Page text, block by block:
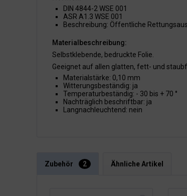
DIN 4844-2 WSE 001
ASR A1.3 WSE 001
Beschreibung: Öffentliche
Materialbeschreibung:
Selbstklebende, bedruckte Folie.
Geeignet auf allen glatten, fett- und
Materialstärke: 0,10 mm
Witterungsbeständig: ja
Temperaturbeständig: - 30 bis + 70 °
Nachträglich beschriftbar: ja
Langnachleuchtend: nein
Zubehör 2 Ähnliche Artikel